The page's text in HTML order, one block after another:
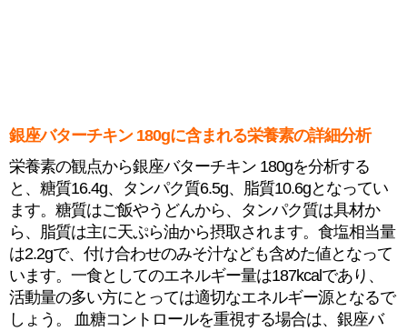
銀座バターチキン 180gに含まれる栄養素の詳細分析
栄養素の観点から銀座バターチキン 180gを分析する
と、糖質16.4g、タンパク質6.5g、脂質10.6gとなってい
ます。糖質はご飯やうどんから、タンパク質は具材か
ら、脂質は主に天ぷら油から摂取されます。食塩相当量
は2.2gで、付け合わせのみそ汁なども含めた値となって
います。一食としてのエネルギー量は187kcalであり、
活動量の多い方にとっては適切なエネルギー源となるで
しょう。 血糖コントロールを重視する場合は、銀座バ